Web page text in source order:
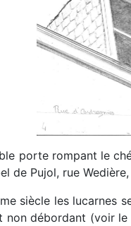
porte rompant le
de Pujol, rue
siècle les
débordant (voir